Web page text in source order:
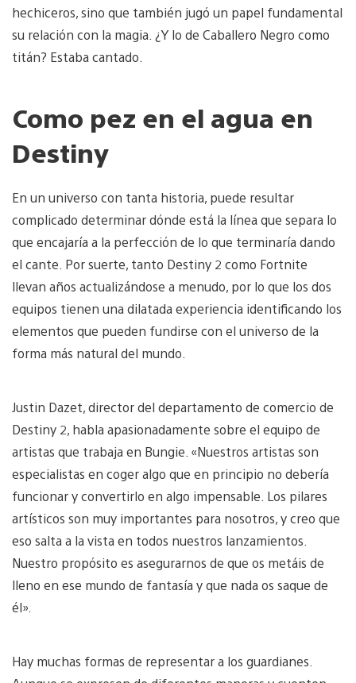
hechiceros, sino que también jugó un papel fundamental
su relación con la magia. ¿Y lo de Caballero Negro como
titán? Estaba cantado.
Como pez en el agua en
Destiny
En un universo con tanta historia, puede resultar
complicado determinar dónde está la línea que separa lo
que encajaría a la perfección de lo que terminaría dando
el cante. Por suerte, tanto Destiny 2 como Fortnite
llevan años actualizándose a menudo, por lo que los dos
equipos tienen una dilatada experiencia identificando los
elementos que pueden fundirse con el universo de la
forma más natural del mundo.
Justin Dazet, director del departamento de comercio de
Destiny 2, habla apasionadamente sobre el equipo de
artistas que trabaja en Bungie. «Nuestros artistas son
especialistas en coger algo que en principio no debería
funcionar y convertirlo en algo impensable. Los pilares
artísticos son muy importantes para nosotros, y creo que
eso salta a la vista en todos nuestros lanzamientos.
Nuestro propósito es asegurarnos de que os metáis de
lleno en ese mundo de fantasía y que nada os saque de
él».
Hay muchas formas de representar a los guardianes.